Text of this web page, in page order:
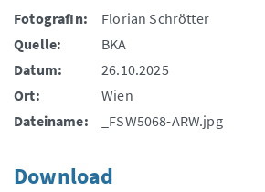
FotografIn:
Florian Schrötter
Quelle:
BKA
Datum:
26.10.2025
Ort:
Wien
Dateiname:
_FSW5068-ARW.jpg
Download